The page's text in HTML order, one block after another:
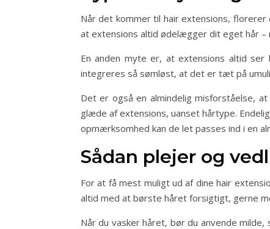
Når det kommer til hair extensions,
at extensions altid ødelægger dit eget hår –
En anden myte er, at extensions altid
integreres så sømløst, at det er tæt på
Det er også en almindelig misforståelse,
glæde af extensions, uanset hårtype.
opmærksomhed kan de let passes ind i en
Sådan plejer og
For at få mest muligt ud af dine hair
altid med at børste håret forsigtigt, gerne
Når du vasker håret, bør du anvende